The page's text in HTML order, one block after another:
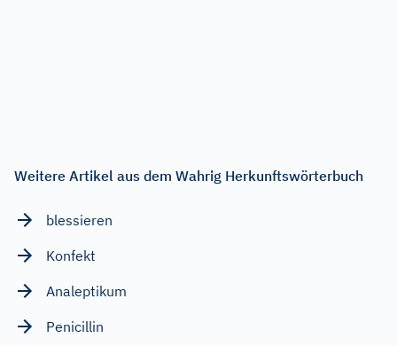
Weitere Artikel aus dem Wahrig Herkunftswörterbuch
blessieren
Konfekt
Analeptikum
Penicillin